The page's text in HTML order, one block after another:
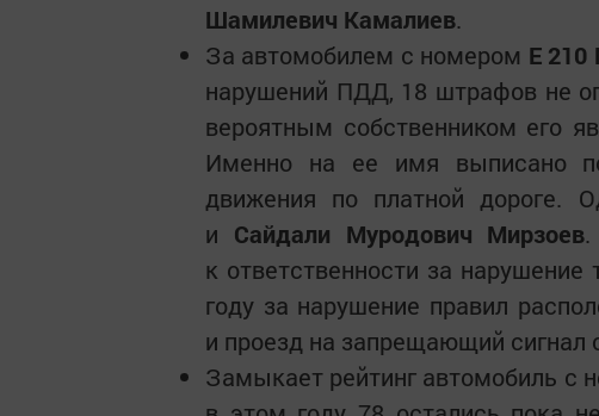
Шамилевич Камалиев.
За автомобилем с номером Е 210
нарушений ПДД, 18 штрафов не
вероятным собственником его
Именно на ее имя выписано
движения по платной дороге.
и Сайдали Муродович Мирзоев.
к ответственности за нарушение
году за нарушение правил
и проезд на запрещающий сигнал
Замыкает рейтинг автомобиль с